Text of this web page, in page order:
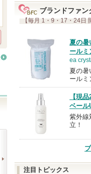
ジェニフィック アルティ
リアル
ブランドファン
【毎月 1・9・17・24日
夏の暑
ールミ
ea
夏の暑
ールミ
【現
ベール
紫外線
立！
注目トピックス